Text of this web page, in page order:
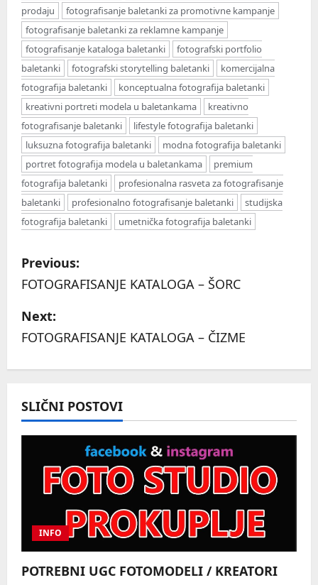
prodaju
fotografisanje baletanki za promotivne kampanje
fotografisanje baletanki za reklamne kampanje
fotografisanje kataloga baletanki
fotografski portfolio
baletanki
fotografski storytelling baletanki
komercijalna
fotografija baletanki
konceptualna fotografija baletanki
kreativni portreti modela u baletankama
kreativno
fotografisanje baletanki
lifestyle fotografija baletanki
luksuzna fotografija baletanki
modna fotografija baletanki
portret fotografija modela u baletankama
premium
fotografija baletanki
profesionalna rasveta za fotografisanje
baletanki
profesionalno fotografisanje baletanki
studijska
fotografija baletanki
umetnička fotografija baletanki
P
o
s
t
n
a
v
a
t
Previous:
FOTOGRAFISANJE KATALOGA – ŠORC
Next:
FOTOGRAFISANJE KATALOGA – ČIZME
SLIČNI POSTOVI
INFO
POTREBNI UGC FOTOMODELI / KREATORI